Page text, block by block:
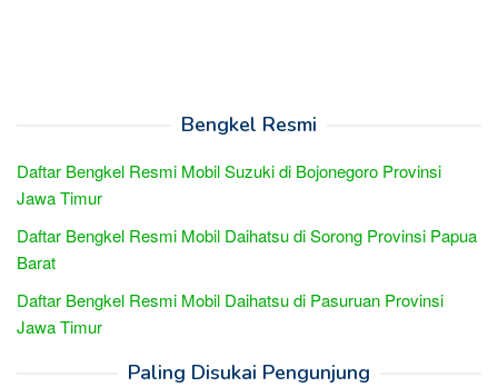
Bengkel Resmi
Daftar Bengkel Resmi Mobil Suzuki di Bojonegoro Provinsi
Jawa Timur
Daftar Bengkel Resmi Mobil Daihatsu di Sorong Provinsi Papua
Barat
Daftar Bengkel Resmi Mobil Daihatsu di Pasuruan Provinsi
Jawa Timur
Paling Disukai Pengunjung